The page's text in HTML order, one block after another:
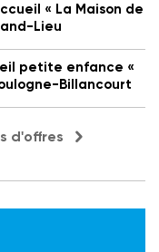
« La Maison de
Lieu
petite enfance «
Billancourt
d'offres